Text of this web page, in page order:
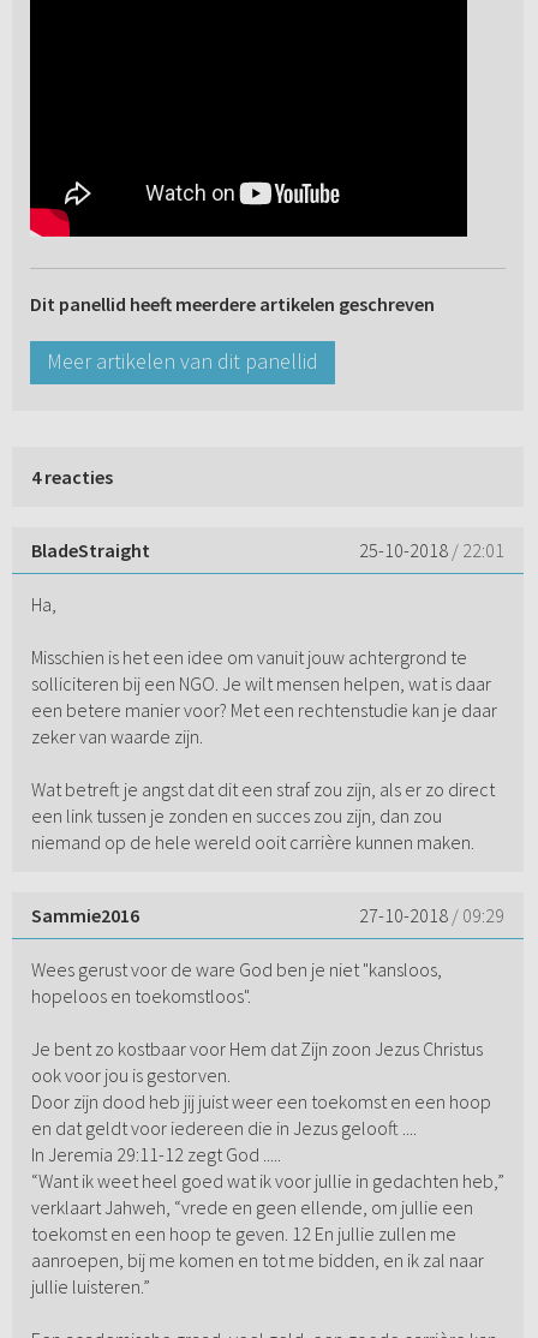
Dit panellid heeft meerdere artikelen geschreven
Meer artikelen van dit panellid
4 reacties
BladeStraight 25-10-2018 / 22:01
Ha,
Misschien is het een idee om vanuit jouw achtergrond te
solliciteren bij een NGO. Je wilt mensen helpen, wat is daar
een betere manier voor? Met een rechtenstudie kan je daar
zeker van waarde zijn.
Wat betreft je angst dat dit een straf zou zijn, als er zo direct
een link tussen je zonden en succes zou zijn, dan zou
niemand op de hele wereld ooit carrière kunnen maken.
Sammie2016 27-10-2018 / 09:29
Wees gerust voor de ware God ben je niet "kansloos,
hopeloos en toekomstloos".
Je bent zo kostbaar voor Hem dat Zijn zoon Jezus Christus
ook voor jou is gestorven.
Door zijn dood heb jij juist weer een toekomst en een hoop
en dat geldt voor iedereen die in Jezus gelooft ....
In Jeremia 29:11-12 zegt God .....
“Want ik weet heel goed wat ik voor jullie in gedachten heb,”
verklaart Jahweh, “vrede en geen ellende, om jullie een
toekomst en een hoop te geven. 12 En jullie zullen me
aanroepen, bij me komen en tot me bidden, en ik zal naar
jullie luisteren.”